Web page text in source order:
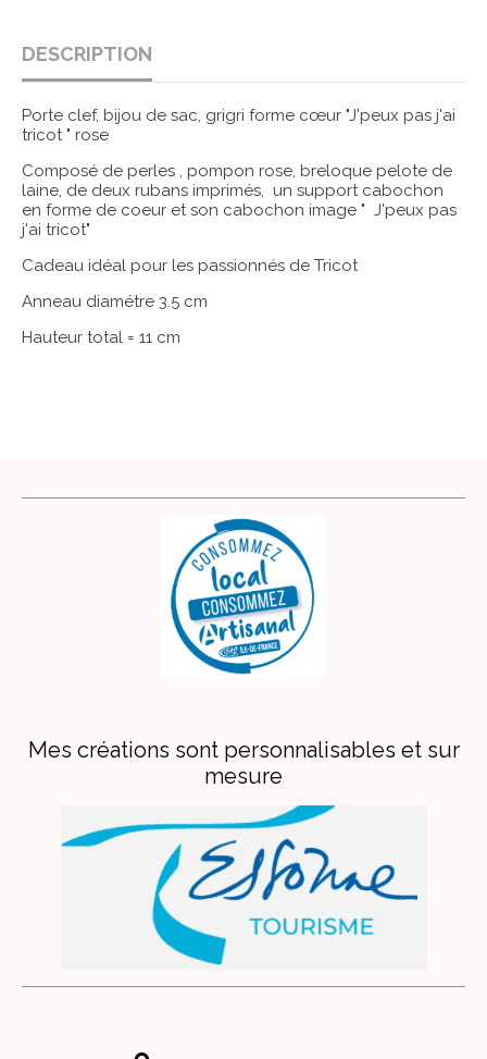
DESCRIPTION
Porte clef, bijou de sac, grigri forme cœur "J'peux pas j'ai
tricot " rose
Composé de perles , pompon rose, breloque pelote de
laine, de deux rubans imprimés, un support cabochon
en forme de coeur et son cabochon image " J'peux pas
j'ai tricot"
Cadeau idéal pour les passionnés de Tricot
Anneau diamétre 3.5 cm
Hauteur total = 11 cm
Mes créations sont personnalisables et sur
mesure